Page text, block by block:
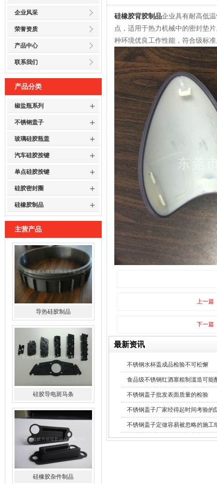
企业风采
荣誉资质
产品中心
联系我们
产品分类
椒盐瓶系列 +
不锈钢盖子 +
玻璃硅胶瓶盖 +
汽车硅胶按键 +
单点硅胶按键 +
硅胶密封圈 +
硅橡胶制品 +
主营产品
导热硅胶制品
硅胶导电斑马条
硅橡胶杂件制品
硅橡胶背胶制品企业具有耐高低
点，适用于热力机械中的密封垫
种环境优良工作性能，符合级标
上一篇
下一篇
最新资讯
不锈钢水杯盖成品检验不可松懈
食品级不锈钢红酒塞粗制滥造可能
不锈钢盖子批发表面质量的检验
不锈钢盖子厂家经得起时间考验的
不锈钢盖子定做容易被忽略的施工